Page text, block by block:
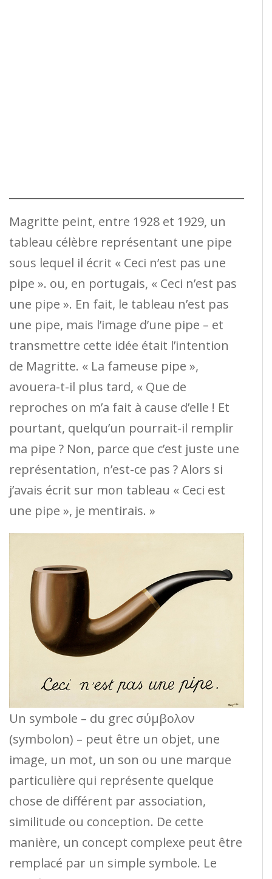
Magritte peint, entre 1928 et 1929, un
tableau célèbre représentant une pipe
sous lequel il écrit « Ceci n’est pas une
pipe ». ou, en portugais, « Ceci n’est pas
une pipe ». En fait, le tableau n’est pas
une pipe, mais l’image d’une pipe – et
transmettre cette idée était l’intention
de Magritte. « La fameuse pipe »,
avouera-t-il plus tard, « Que de
reproches on m’a fait à cause d’elle ! Et
pourtant, quelqu’un pourrait-il remplir
ma pipe ? Non, parce que c’est juste une
représentation, n’est-ce pas ? Alors si
j’avais écrit sur mon tableau « Ceci est
une pipe », je mentirais. »
Un symbole – du grec σύμβολον
(symbolon) – peut être un objet, une
image, un mot, un son ou une marque
particulière qui représente quelque
chose de différent par association,
similitude ou conception. De cette
manière, un concept complexe peut être
remplacé par un simple symbole. Le